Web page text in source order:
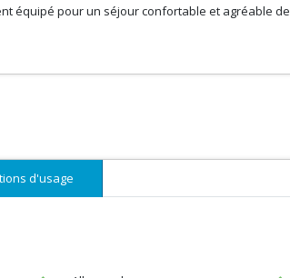
équipé pour un séjour confortable et agréable de
d'usage